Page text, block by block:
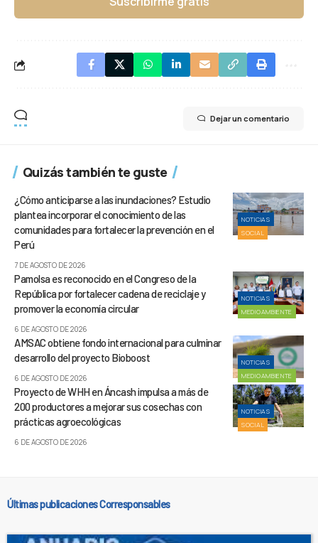
Dejar un comentario
Quizás también te guste
NOTICIAS
SOCIAL
¿Cómo anticiparse a las inundaciones? Estudio
plantea incorporar el conocimiento de las
comunidades para fortalecer la prevención en el
Perú
7 DE AGOSTO DE 2026
NOTICIAS
MEDIOAMBIENTE
Pamolsa es reconocido en el Congreso de la
República por fortalecer cadena de reciclaje y
promover la economía circular
6 DE AGOSTO DE 2026
NOTICIAS
MEDIOAMBIENTE
AMSAC obtiene fondo internacional para culminar
desarrollo del proyecto Bioboost
6 DE AGOSTO DE 2026
NOTICIAS
SOCIAL
Proyecto de WHH en Áncash impulsa a más de
200 productores a mejorar sus cosechas con
prácticas agroecológicas
6 DE AGOSTO DE 2026
Últimas publicaciones Corresponsables